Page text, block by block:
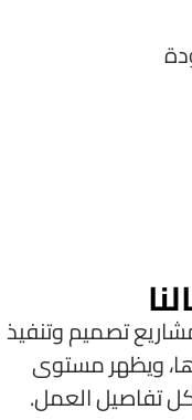
تصميم وتنفيذ
ويظهر مستوى
تفاصيل العمل.